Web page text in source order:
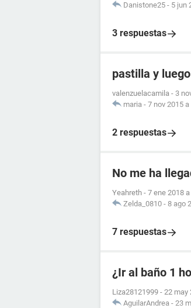
Danistone25 - 5 jun
3 respuestas
pastilla y
valenzuelacamila - 3
maria - 7 nov 2015
2 respuestas
No me ha
Yeahreth - 7 ene 2018
Zelda_0810 - 8 ago
7 respuestas
¿Ir al baño 1
Liza28121999 - 22 may
AguilarAndrea - 23